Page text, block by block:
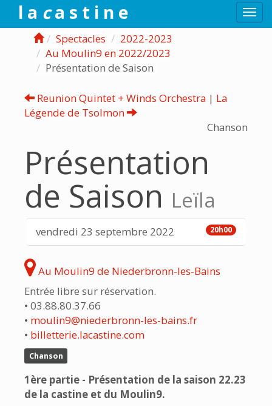
l a ca s t i n e
Spectacles
2022-2023
Au Moulin9 en 2022/2023
Présentation de Saison
Reunion Quintet + Winds Orchestra | La
Légende de Tsolmon
Chanson
Présentation
de Saison Leïla
20h00
vendredi 23 septembre 2022
Au Moulin9 de Niederbronn-les-Bains
Entrée libre sur réservation.
• 03.88.80.37.66
• moulin9@niederbronn-les-bains.fr
• billetterie.lacastine.com
Chanson
1ère partie - Présentation de la saison 22.23
de la castine et du Moulin9.